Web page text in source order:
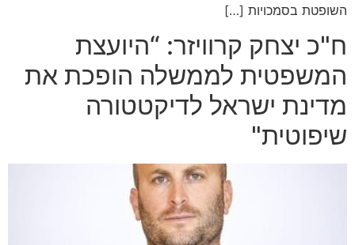
השופטת בסמכויות […]
ח"כ יצחק קרוויזר: “היועצת
המשפטית לממשלה הופכת את
מדינת ישראל לדיקטטורה
שיפוטית"